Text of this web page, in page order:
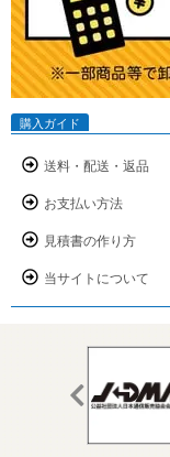
購入ガイド
送料・配送・返品
お支払い方法
見積書の作り方
当サイトについて